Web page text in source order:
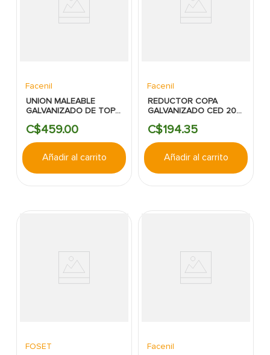
Facenil
UNION MALEABLE
GALVANIZADO DE TOPE
C$459.00
Añadir al carrito
Facenil
REDUCTOR COPA
GALVANIZADO CED 20
C$194.35
Añadir al carrito
FOSET
Facenil